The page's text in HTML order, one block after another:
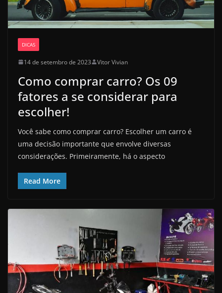
DICAS
14 de setembro de 2023 Vitor Vivian
Como comprar carro? Os 09
fatores a se considerar para
escolher!
Você sabe como comprar carro? Escolher um carro é
uma decisão importante que envolve diversas
considerações. Primeiramente, há o aspecto
Read More